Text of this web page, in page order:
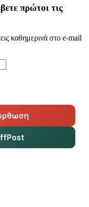
πρώτοι τις
καθημερινά στο e-mail